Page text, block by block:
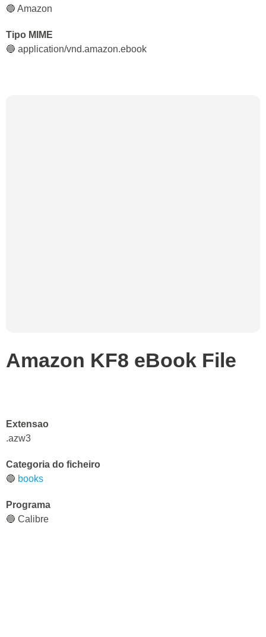
🔵 Amazon
Tipo MIME
🔵 application/vnd.amazon.ebook
Amazon KF8 eBook File
Extensao
.azw3
Categoria do ficheiro
🔵 books
Programa
🔵 Calibre